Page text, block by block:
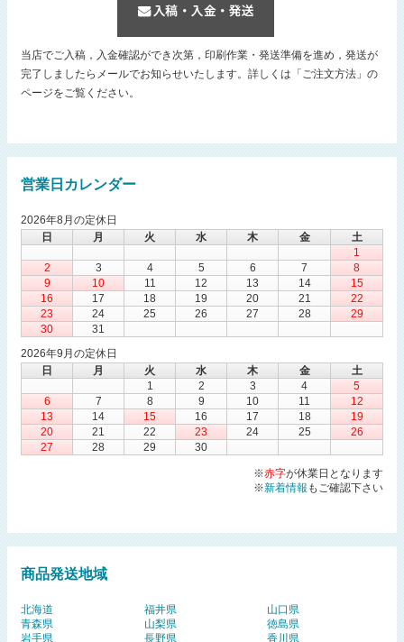
当店でご入稿，入金確認ができ次第，印刷作業・発送準備を進め，発送が
完了しましたらメールでお知らせいたします。詳しくは「ご注文方法」の
ページをご覧ください。
営業日カレンダー
2026年8月の定休日
日
月 火 水 木 金
土
1
2
3 4 5 6 7
8
9
10 11 12 13 14
15
16
17 18 19 20 21
22
23
24 25 26 27 28
29
30
31
2026年9月の定休日
日
月 火 水 木 金
土
1
2 3 4
5
6
7 8 9 10 11
12
13
14 15 16 17 18
19
20
21 22 23 24 25
26
27
28 29 30
※赤字が休業日となります
※新着情報 もご確認下さい
商品発送地域
北海道
青森県
岩手県
福井県
山梨県
長野県
山口県
徳島県
香川県